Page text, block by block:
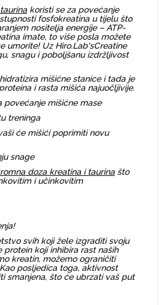
koristi se za povećanje
fosfokreatina u tijelu što
nositelja energije – ATP-
imate, to više posla možete
umorite! Uz Hiro.Lab'sCreatine
snagu i poboljšanu izdržljivost
mišićne stanice i tada je
i rasta mišića najuočljivije.
povećanje mišićne mase
treninga
će mišići poprimiti novu
snage
doza kreatina i taurina što
i učinkovitim
svih koji žele izgraditi svoju
protein koji inhibira rast naših
kreatin, možemo ograničiti
posljedica toga, aktivnost
smanjena, što će ubrzati vaš put